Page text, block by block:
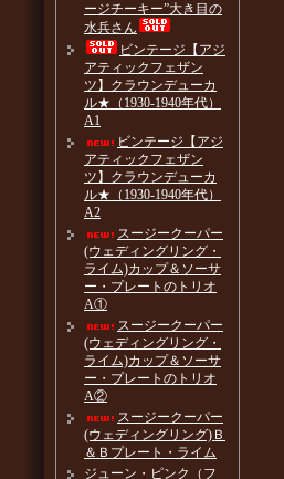
ージチーキー”大き目の
水兵さん
ビンテージ【アジ
アティックフェザン
ツ】クラウンデューカ
ル★（1930-1940年代）
A1
ビンテージ【アジ
アティックフェザン
ツ】クラウンデューカ
ル★（1930-1940年代）
A2
スージークーパー
(ウェディングリング・
ライム)カップ＆ソーサ
ー・プレートのトリオ
A①
スージークーパー
(ウェディングリング・
ライム)カップ＆ソーサ
ー・プレートのトリオ
A②
スージークーパー
(ウェディングリング)Ｂ
＆Ｂプレート・ライム
ジューン・ピンク（フ